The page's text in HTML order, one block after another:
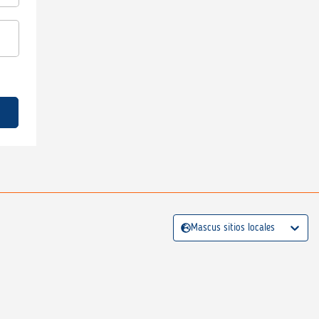
Mascus sitios locales